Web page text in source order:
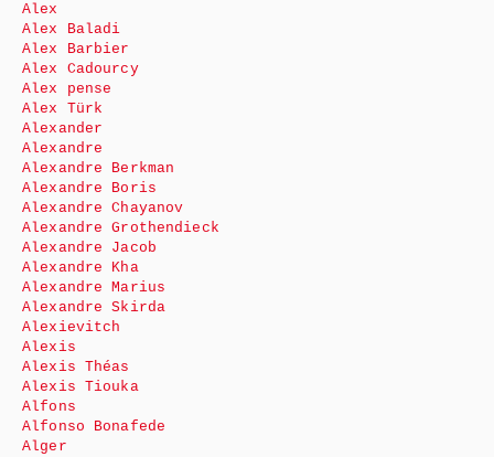
Alex
Alex Baladi
Alex Barbier
Alex Cadourcy
Alex pense
Alex Türk
Alexander
Alexandre
Alexandre Berkman
Alexandre Boris
Alexandre Chayanov
Alexandre Grothendieck
Alexandre Jacob
Alexandre Kha
Alexandre Marius
Alexandre Skirda
Alexievitch
Alexis
Alexis Théas
Alexis Tiouka
Alfons
Alfonso Bonafede
Alger